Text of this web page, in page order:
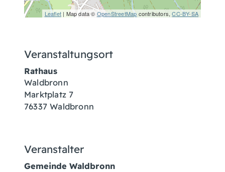
Leaflet| Map data © OpenStreetMap contributors,CC-BY-SA
Veranstaltungsort
Rathaus
Waldbronn
Marktplatz 7
76337 Waldbronn
Veranstalter
Gemeinde Waldbronn